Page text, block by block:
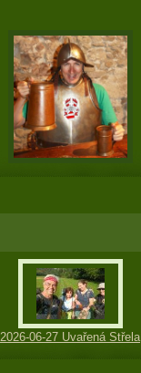
2026-06-27 Uvařená Střela